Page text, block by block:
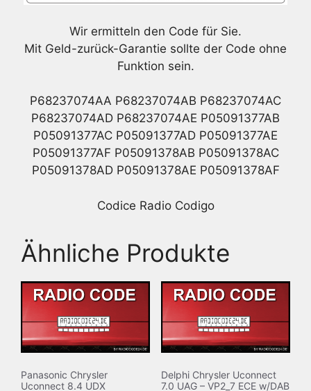
Wir ermitteln den Code für Sie.
Mit Geld-zurück-Garantie sollte der Code ohne
Funktion sein.
P68237074AA P68237074AB P68237074AC
P68237074AD P68237074AE P05091377AB
P05091377AC P05091377AD P05091377AE
P05091377AF P05091378AB P05091378AC
P05091378AD P05091378AE P05091378AF
Codice Radio Codigo
Ähnliche Produkte
Panasonic Chrysler
Uconnect 8.4 UDX
Delphi Chrysler Uconnect
7.0 UAG – VP2_7 ECE w/DAB